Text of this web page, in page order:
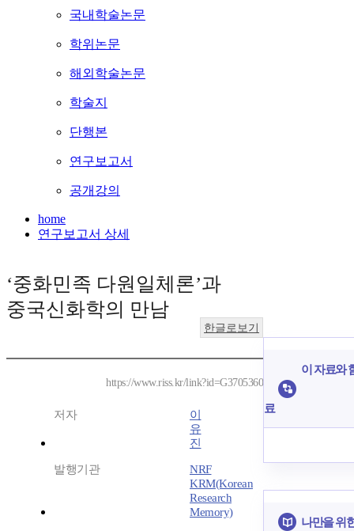
국내학술논문
학위논문
해외학술논문
학술지
단행본
연구보고서
공개강의
home
연구보고서 상세
‘중화민족 다원일체론’과
중국신화학의 만남
한글로보기
https://www.riss.kr/link?id=G3705360
저자
이
유
진
발행기관
NRF
KRM(Korean
Research
Memory)
이 자료와
료
나만을 위